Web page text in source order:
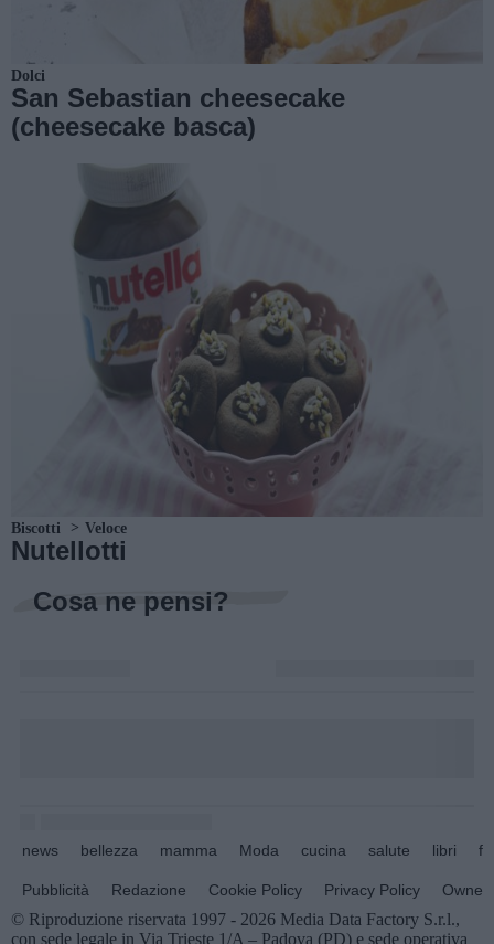
Dolci
San Sebastian cheesecake
(cheesecake basca)
Biscotti Veloce
Nutellotti
Cosa ne pensi?
news bellezza mamma Moda cucina salute libri
Pubblicità Redazione Cookie Policy Privacy Policy
© Riproduzione riservata 1997 - 2026 Media Data Factory S.r.l.,
con sede legale in Via Trieste 1/A – Padova (PD) e sede operativa